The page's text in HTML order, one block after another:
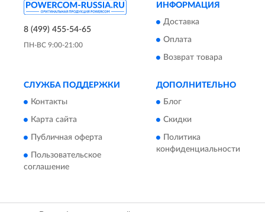
8 (499) 455-54-65
ПН-ВС 9:00-21:00
ИНФОРМАЦИЯ
Доставка
Оплата
Возврат товара
СЛУЖБА ПОДДЕРЖКИ
Контакты
Карта сайта
Публичная оферта
Пользовательское
соглашение
ДОПОЛНИТЕЛЬНО
Блог
Скидки
Политика
конфиденциальности